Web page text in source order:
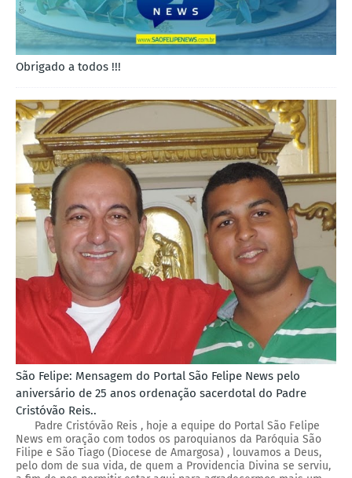
Obrigado a todos !!!
São Felipe: Mensagem do Portal São Felipe News pelo
aniversário de 25 anos ordenação sacerdotal do Padre
Cristóvão Reis..
Padre Cristóvão Reis , hoje a equipe do Portal São Felipe
News em oração com todos os paroquianos da Paróquia São
Filipe e São Tiago (Diocese de Amargosa) , louvamos a Deus,
pelo dom de sua vida, de quem a Providencia Divina se serviu,